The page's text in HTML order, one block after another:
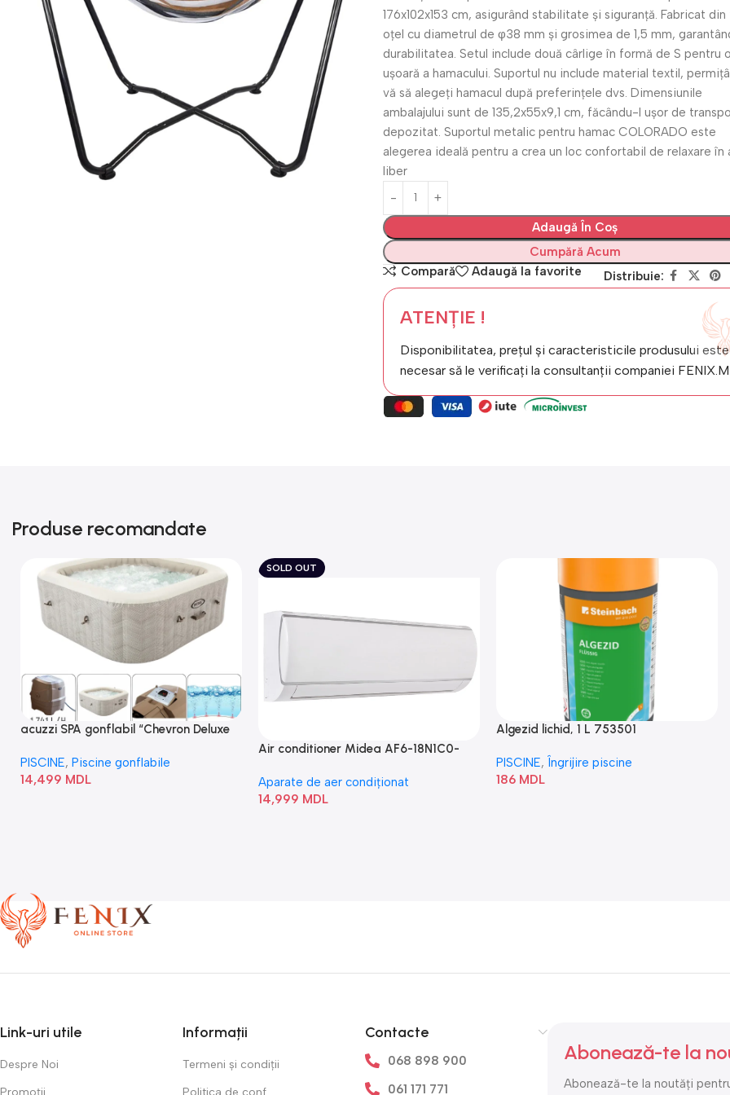
176x102x153 cm, asigurând stabilitate și siguranță. Fabricat
oțel cu diametrul de φ38 mm și grosimea de 1,5 mm,
durabilitatea. Setul include două cârlige în formă de S pentru
ușoară a hamacului. Suportul nu include material textil,
vă să alegeți hamacul după preferințele dvs. Dimensiunile
ambalajului sunt de 135,2x55x9,1 cm, făcându-l ușor de
depozitat. Suportul metalic pentru hamac COLORADO este
alegerea ideală pentru a crea un loc confortabil de relaxare în
liber
Adaugă În Coș
Cumpără Acum
Compară
Adaugă la favorite Distribuie:
ATENȚIE !
Disponibilitatea, prețul și caracteristicile produsului este
necesar să le verificați la consultanții companiei
Produse recomandate
acuzzi SPA gonflabil “Chevron Deluxe
PISCINE, Piscine gonflabile
14,499 MDL
SOLD OUT
Air conditioner Midea AF6-18N1C0-
Aparate de aer condiționat
14,999 MDL
Algezid lichid, 1 L 753501
PISCINE, Îngrijire piscine
186 MDL
Link-uri utile
Despre Noi
Informații
Termeni și condiții
Contacte
068 898 900
061 171 771
Abonează-te la
Abonează-te la noutăți